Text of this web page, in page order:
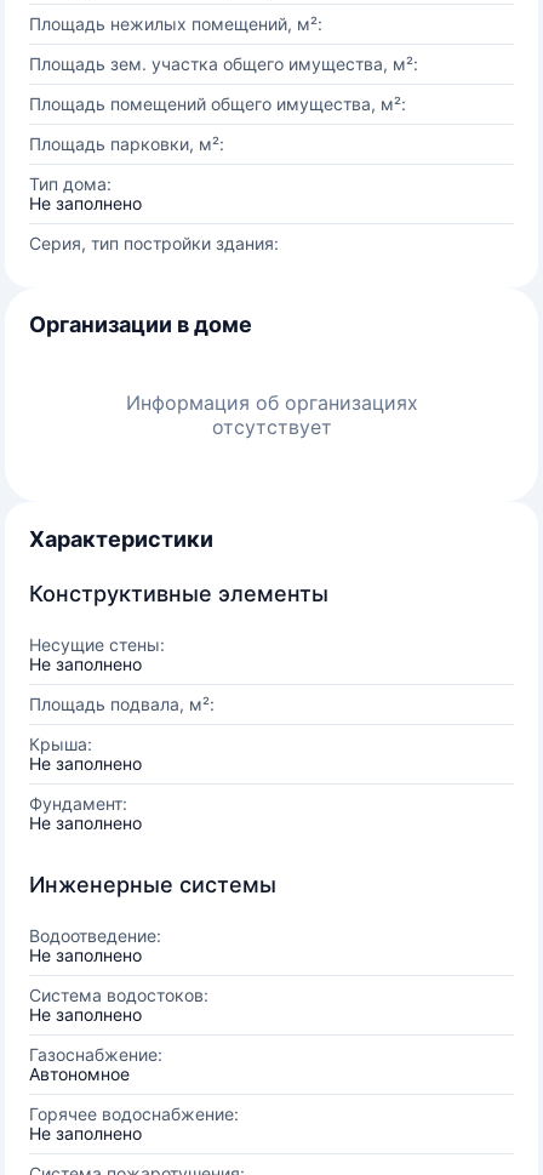
Площадь нежилых помещений, м²:
Площадь зем. участка общего имущества, м²:
Площадь помещений общего имущества, м²:
Площадь парковки, м²:
Тип дома:
Не заполнено
Серия, тип постройки здания:
Организации в доме
Информация об организациях
отсутствует
Характеристики
Конструктивные элементы
Несущие стены:
Не заполнено
Площадь подвала, м²:
Крыша:
Не заполнено
Фундамент:
Не заполнено
Инженерные системы
Водоотведение:
Не заполнено
Система водостоков:
Не заполнено
Газоснабжение:
Автономное
Горячее водоснабжение:
Не заполнено